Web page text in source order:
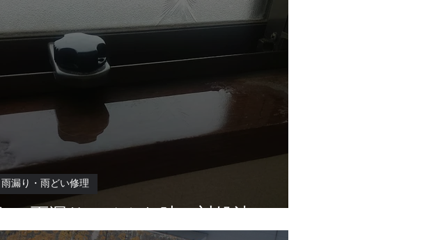
っ雨漏り！そんな時の対処法
雨漏り・雨どい修理